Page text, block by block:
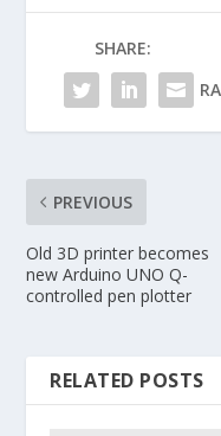
SHARE:
PREVIOUS
Old 3D printer becomes
new Arduino UNO Q-
controlled pen plotter
RELATED POSTS